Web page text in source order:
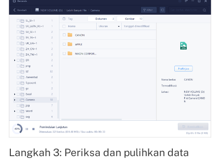
Langkah 3: Periksa dan pulihkan data